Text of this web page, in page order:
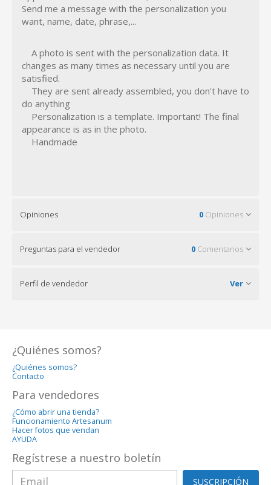
Send me a message with the personalization you
want, name, date, phrase,...
A photo is sent with the personalization data. It
changes as many times as necessary until you are
satisfied.
They are sent already assembled, you don't have to
do anything
Personalization is a template. Important! The final
appearance is as in the photo.
Handmade
Opiniones 0 Opiniones
Preguntas para el vendedor 0 Comentarios
Perfil de vendedor Ver
¿Quiénes somos?
¿Quiénes somos?
Contacto
Para vendedores
¿Cómo abrir una tienda?
Funcionamiento Artesanum
Hacer fotos que vendan
AYUDA
Regístrese a nuestro boletín
SUSCRIPCIÓN